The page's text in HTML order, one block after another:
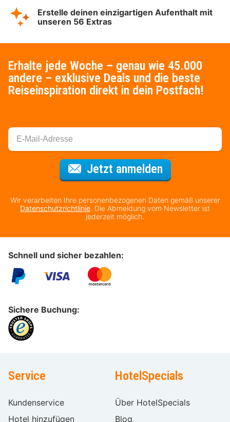
Erstelle deinen einzigartigen Aufenthalt mit
unseren 56 Extras
Erhalte jede Woche – genau wie 45.000
andere – exklusive Deals und die beste
Reiseinspiration direkt in dein Postfach!
Jetzt anmeldenFür den
Wir verarbeiten Ihre personenbezogenen Daten gemäß unserer
Datenschutzrichtlinie. Die Abmeldung vom Newsletter ist
jederzeit möglich.
Schnell und sicher bezahlen:
Sichere Buchung:
Service
Kundenservice
Hotel hinzufügen
HotelSpecials
Über HotelSpecials
Blog